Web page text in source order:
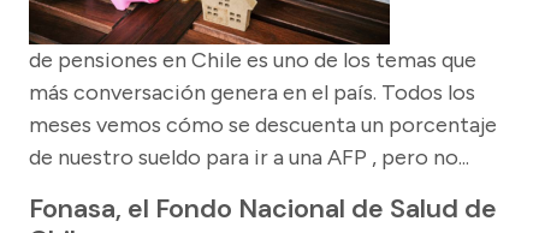
de pensiones en Chile es uno de los temas que
más conversación genera en el país. Todos los
meses vemos cómo se descuenta un porcentaje
de nuestro sueldo para ir a una AFP , pero no...
Fonasa, el Fondo Nacional de Salud de